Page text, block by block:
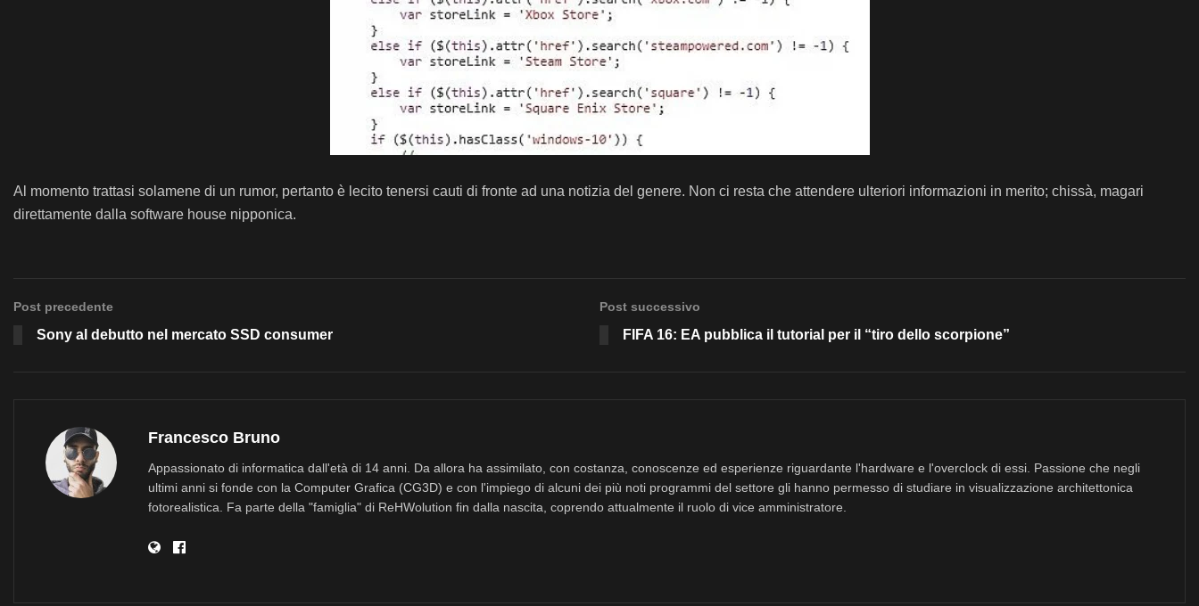
Al momento trattasi solamene di un rumor, pertanto è lecito tenersi cauti di fronte ad una notizia del genere. Non ci resta che attendere ulteriori informazioni in merito; chissà, magari
direttamente dalla software house nipponica.
Post precedente
Sony al debutto nel mercato SSD consumer
Post successivo
FIFA 16: EA pubblica il tutorial per il “tiro dello scorpione”
Francesco Bruno
Appassionato di informatica dall'età di 14 anni. Da allora ha assimilato, con costanza, conoscenze ed esperienze riguardante l'hardware e l'overclock di essi. Passione che negli
ultimi anni si fonde con la Computer Grafica (CG3D) e con l'impiego di alcuni dei più noti programmi del settore gli hanno permesso di studiare in visualizzazione architettonica
fotorealistica. Fa parte della "famiglia" di ReHWolution fin dalla nascita, coprendo attualmente il ruolo di vice amministratore.